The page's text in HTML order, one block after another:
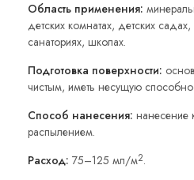
Область применения:
детских комнатах, детских
санаториях, школах.
Подготовка поверхности:
чистым, иметь несущую
Способ нанесения: нанесение
распылением.
Расход: 75–125 мл/м2.